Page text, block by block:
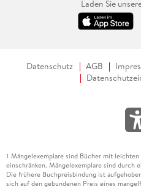
Laden Sie
Datenschutz AGB
1 Mängelexemplare sind Bücher mit
einschränken. Mängelexemplare sind durch
Die frühere Buchpreisbindung ist
sich auf den gebundenen Preis eines